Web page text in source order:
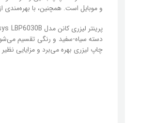
و موبایل است. همچنین، با بهره‌مندی
چاپ لیزری بهره می‌برد و مزایایی